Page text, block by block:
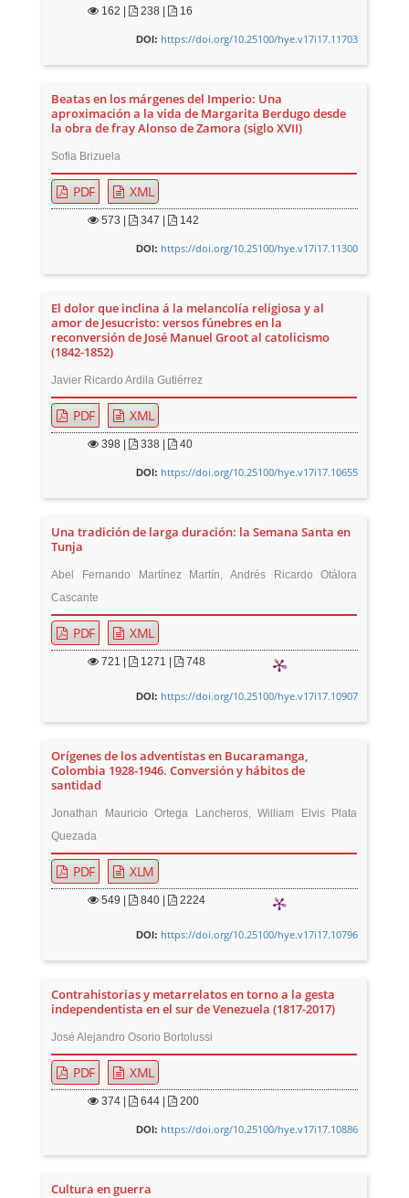
162 | 238 | 16
DOI: https://doi.org/10.25100/hye.v17i17.11703
Beatas en los márgenes del Imperio: Una
aproximación a la vida de Margarita Berdugo desde
la obra de fray Alonso de Zamora (siglo XVII)
Sofia Brizuela
PDF XML
573 | 347 | 142
DOI: https://doi.org/10.25100/hye.v17i17.11300
El dolor que inclina á la melancolía religiosa y al
amor de Jesucristo: versos fúnebres en la
reconversión de José Manuel Groot al catolicismo
(1842-1852)
Javier Ricardo Ardila Gutiérrez
PDF XML
398 | 338 | 40
DOI: https://doi.org/10.25100/hye.v17i17.10655
Una tradición de larga duración: la Semana Santa en
Tunja
Abel Fernando Martínez Martín, Andrés Ricardo Otálora
Cascante
PDF XML
721 | 1271 | 748
DOI: https://doi.org/10.25100/hye.v17i17.10907
Orígenes de los adventistas en Bucaramanga,
Colombia 1928-1946. Conversión y hábitos de
santidad
Jonathan Mauricio Ortega Lancheros, William Elvis Plata
Quezada
PDF XLM
549 | 840 | 2224
DOI: https://doi.org/10.25100/hye.v17i17.10796
Contrahistorias y metarrelatos en torno a la gesta
independentista en el sur de Venezuela (1817-2017)
José Alejandro Osorio Bortolussi
PDF XML
374 | 644 | 200
DOI: https://doi.org/10.25100/hye.v17i17.10886
Cultura en guerra